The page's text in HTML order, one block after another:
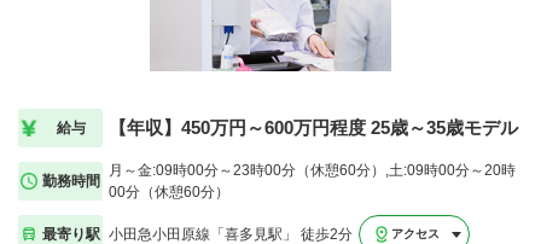
給与 【年収】450万円～600万円程度 25歳～35歳モデル
勤務時間
月～金:09時00分～23時00分（休憩60分）,土:09時00分～20時
00分（休憩60分）
最寄り駅 小田急小田原線「喜多見駅」 徒歩2分 アクセス